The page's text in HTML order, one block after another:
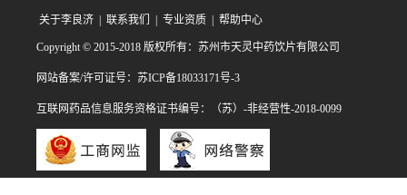
关于李良济 | 联系我们 | 专业资质 | 帮助中心
Copyright © 2015-2018 版权所有：苏州市天灵中药饮片有限公司
网站备案/许可证号：苏ICP备18033171号-3
互联网药品信息服务资格证书编号：（苏）-非经营性-2018-0099